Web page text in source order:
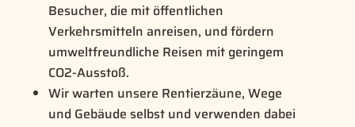
Besucher, die mit öffentlichen
Verkehrsmitteln anreisen, und fördern
umweltfreundliche Reisen mit geringem
CO2-Ausstoß.
Wir warten unsere Rentierzäune, Wege
und Gebäude selbst und verwenden dabei